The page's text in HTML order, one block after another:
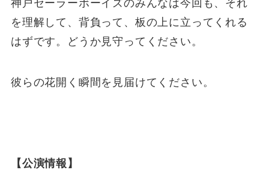
神戸セーラーボーイズのみんなは今回も、それ
を理解して、背負って、板の上に立ってくれる
はずです。どうか見守ってください。
彼らの花開く瞬間を見届けてください。
【公演情報】